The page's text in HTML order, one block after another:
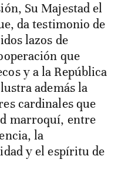
Su Majestad el
da testimonio de
lazos de
que
y a la República
además la
cardinales que
marroquí, entre
la
y el espíritu de